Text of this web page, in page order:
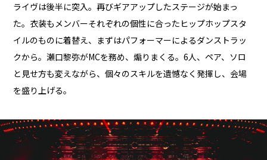
ライヴは後半に突入。再びギアアップしたステージが始まっ
た。衣装もメンバーそれぞれの個性に合ったヒップホップスタ
イルのものに着替え、まずはパフォーマーによるダンストラッ
クから。瀬口黎弥がMCを務め、煽りまくる。6人、ペア、ソロ
と見せ方も変えながら、個々のスキルを遺憾なく発揮し、会場
を盛り上げる。